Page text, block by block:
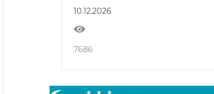
10.12.2026
7686